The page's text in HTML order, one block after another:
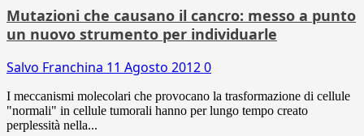
Mutazioni che causano il cancro: messo a punto
un nuovo strumento per individuarle
Salvo Franchina 11 Agosto 20120
I meccanismi molecolari che provocano la trasformazione di cellule
"normali" in cellule tumorali hanno per lungo tempo creato
perplessità nella...